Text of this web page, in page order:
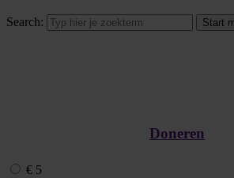
Search:
Doneren
€ 5